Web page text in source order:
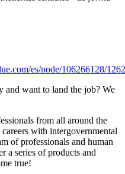
es/node/106266128/
and want to land the job? We
from all around the
with intergovernmental
of professionals and human
a series of products and
true!